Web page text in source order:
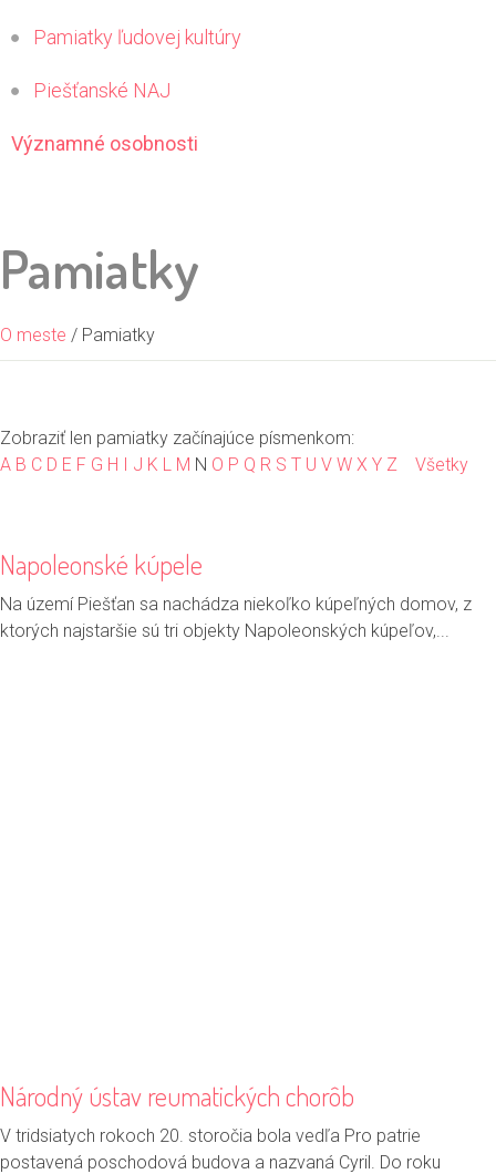
Pamiatky ľudovej kultúry
Piešťanské NAJ
Významné osobnosti
Pamiatky
O meste / Pamiatky
Zobraziť len pamiatky začínajúce písmenkom:
A B C D E F G H I J K L M N O P Q R S T U V W X Y Z Všetky
Napoleonské kúpele
Na území Piešťan sa nachádza niekoľko kúpeľných domov, z
ktorých najstaršie sú tri objekty Napoleonských kúpeľov,...
Národný ústav reumatických chorôb
V tridsiatych rokoch 20. storočia bola vedľa Pro patrie
postavená poschodová budova a nazvaná Cyril. Do roku